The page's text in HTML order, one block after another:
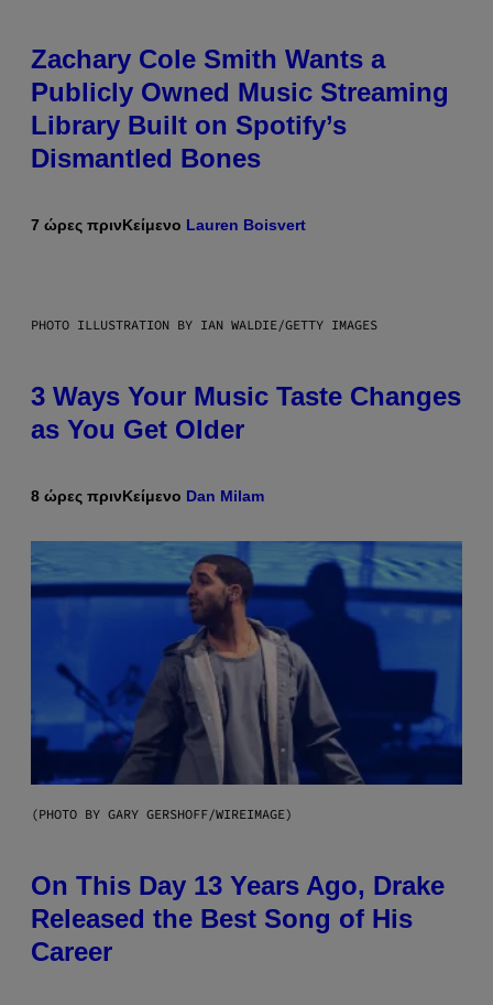
Zachary Cole Smith Wants a
Publicly Owned Music Streaming
Library Built on Spotify’s
Dismantled Bones
7 ώρες πρινΚείμενο Lauren Boisvert
PHOTO ILLUSTRATION BY IAN WALDIE/GETTY IMAGES
3 Ways Your Music Taste Changes
as You Get Older
8 ώρες πρινΚείμενο Dan Milam
(PHOTO BY GARY GERSHOFF/WIREIMAGE)
On This Day 13 Years Ago, Drake
Released the Best Song of His
Career